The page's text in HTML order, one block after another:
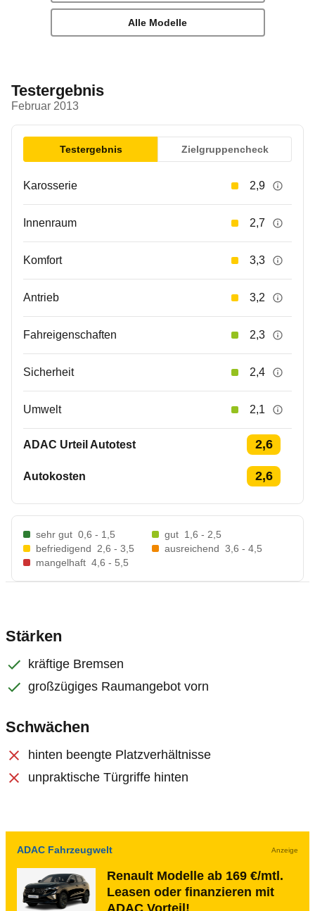
Alle Modelle
Testergebnis
Februar 2013
Testergebnis Zielgruppencheck
Karosserie 2,9
Innenraum 2,7
Komfort 3,3
Antrieb 3,2
Fahreigenschaften 2,3
Sicherheit 2,4
Umwelt 2,1
ADAC Urteil Autotest 2,6
Autokosten 2,6
sehr gut 0,6 - 1,5 gut 1,6 - 2,5
befriedigend
2,6 - 3,5 ausreichend 3,6 - 4,5
mangelhaft 4,6 - 5,5
Stärken
kräftige Bremsen
großzügiges Raumangebot vorn
Schwächen
hinten beengte Platzverhältnisse
unpraktische Türgriffe hinten
ADAC Fahrzeugwelt Anzeige
Renault Modelle ab 169 €/mtl.
Leasen oder finanzieren mit
ADAC Vorteil!